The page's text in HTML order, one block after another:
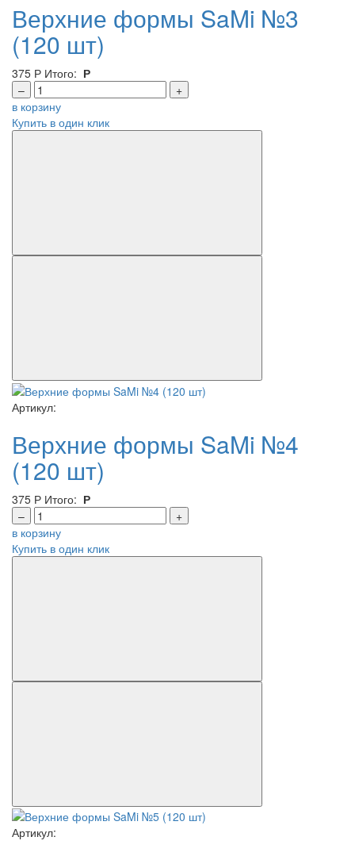
Верхние формы SaMi №3
(120 шт)
375 Р Итого: Р
–
+
в корзину
Купить в один клик
Артикул:
Верхние формы SaMi №4
(120 шт)
375 Р Итого: Р
–
+
в корзину
Купить в один клик
Артикул: